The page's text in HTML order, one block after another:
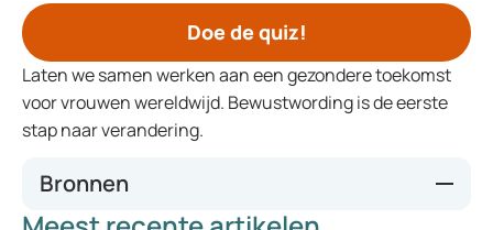
Doe de quiz!
Laten we samen werken aan een gezondere toekomst
voor vrouwen wereldwijd. Bewustwording is de eerste
stap naar verandering.
Bronnen